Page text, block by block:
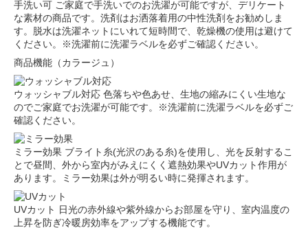
手洗い可 ご家庭で手洗いでのお洗濯が可能ですが、デリケート
な素材の商品です。洗剤はお洒落着用の中性洗剤をお勧めしま
す。脱水は洗濯ネットにいれて短時間で、乾燥機の使用は避けて
ください。※洗濯前に洗濯ラベルを必ずご確認ください。
商品機能（カラージュ）
ウォッシャブル対応 色落ちや色あせ、生地の縮みにくい生地な
のでご家庭でお洗濯が可能です。※洗濯前に洗濯ラベルを必ずご
確認ください。
ミラー効果 ブライト糸(光沢のある糸)を使用し、光を反射するこ
とで昼間、外から室内がみえにくく遮熱効果やUVカット作用が
あります。ミラー効果は外が明るい時に発揮されます。
UVカット 日光の赤外線や紫外線からお部屋を守り、室内温度の
上昇を防ぎ冷暖房効率をアップする機能です。